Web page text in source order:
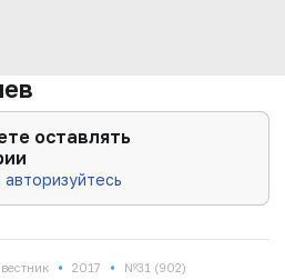
оставлять
авторизуйтесь
• 2017 • №31 (902)